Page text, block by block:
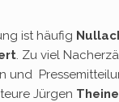
ist häufig
. Zu viel
und
Jürgen